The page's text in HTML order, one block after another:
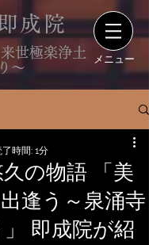
成院
世極楽浄土
〜
メニュー
の物語 「美
逢う～泉涌寺
即成院が紹
了時間: 1分